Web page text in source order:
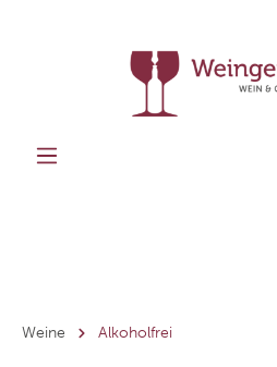
Weine Alkoholfrei